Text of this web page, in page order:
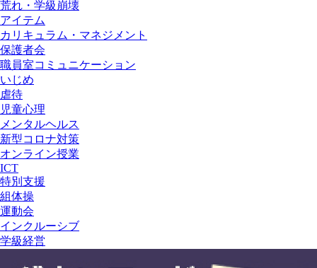
荒れ・学級崩壊
アイテム
カリキュラム・マネジメント
保護者会
職員室コミュニケーション
いじめ
虐待
児童心理
メンタルヘルス
新型コロナ対策
オンライン授業
ICT
特別支援
組体操
運動会
インクルーシブ
学級経営